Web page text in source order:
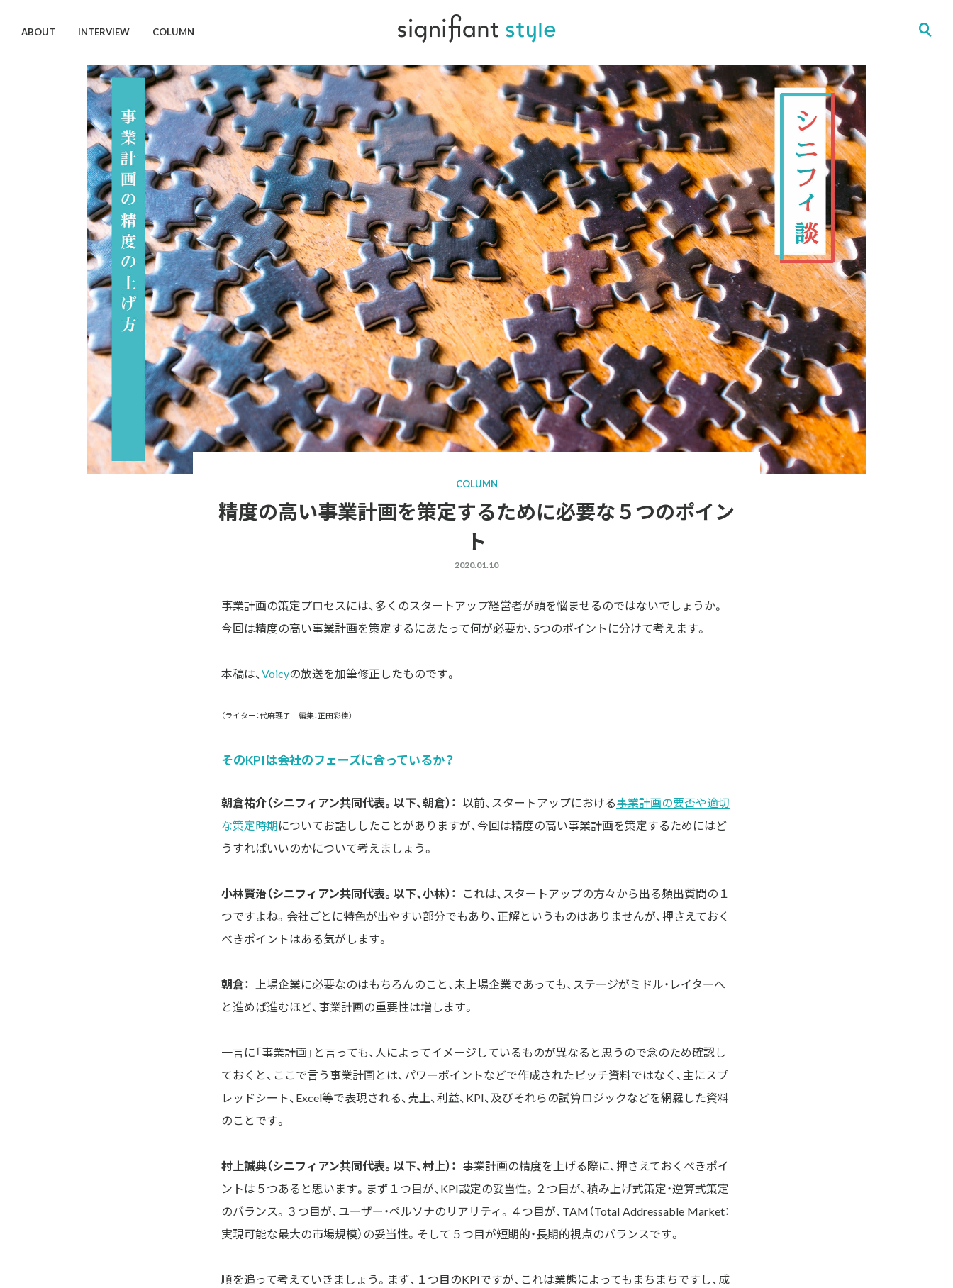
ABOUT INTERVIEW COLUMN
COLUMN
精度の高い事業計画を策定するために必要な５つのポイン
ト
2020.01.10
事業計画の策定プロセスには、多くのスタートアップ経営者が頭を悩ませるのではないでしょうか。
今回は精度の高い事業計画を策定するにあたって何が必要か、5つのポイントに分けて考えます。
本稿は、 Voicyの放送を加筆修正したものです。
（ライター：代麻理子 編集：正田彩佳）
そのKPIは会社のフェーズに合っているか？
朝倉祐介（シニフィアン共同代表。以下、朝倉）： 以前、スタートアップにおける事業計画の要否や適切
な策定時期についてお話ししたことがありますが、今回は精度の高い事業計画を策定するためにはど
うすればいいのかについて考えましょう。
小林賢治（シニフィアン共同代表。以下、小林）：
これは、スタートアップの方々から出る頻出質問の１
つですよね。会社ごとに特色が出やすい部分でもあり、正解というものはありませんが、押さえておく
べきポイントはある気がします。
朝倉：
上場企業に必要なのはもちろんのこと、未上場企業であっても、ステージがミドル・レイターへ
と進めば進むほど、事業計画の重要性は増します。
一言に「事業計画」と言っても、人によってイメージしているものが異なると思うので念のため確認し
ておくと、ここで言う事業計画とは、パワーポイントなどで作成されたピッチ資料ではなく、主にスプ
レッドシート、Excel等で表現される、売上、利益、KPI、及びそれらの試算ロジックなどを網羅した資料
のことです。
村上誠典（シニフィアン共同代表。以下、村上）： 事業計画の精度を上げる際に、押さえておくべきポイ
ントは５つあると思います。まず１つ目が、KPI設定の妥当性。２つ目が、積み上げ式策定・逆算式策定
のバランス。３つ目が、ユーザー・ペルソナのリアリティ。４つ目が、TAM（Total Addressable Market：
実現可能な最大の市場規模）の妥当性。そして５つ目が短期的・長期的視点のバランスです。
順を追って考えていきましょう。まず、１つ目のKPIですが、これは業態によってもまちまちですし、成